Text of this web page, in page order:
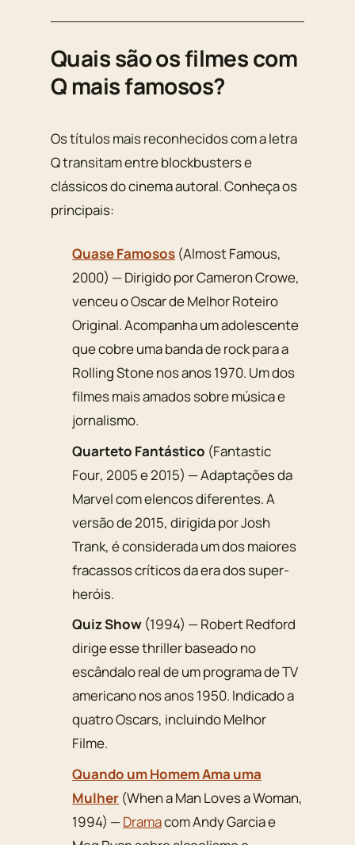
Quais são os filmes com
Q mais famosos?
Os títulos mais reconhecidos com a letra
Q transitam entre blockbusters e
clássicos do cinema autoral. Conheça os
principais:
Quase Famosos (Almost Famous,
2000) — Dirigido por Cameron Crowe,
venceu o Oscar de Melhor Roteiro
Original. Acompanha um adolescente
que cobre uma banda de rock para a
Rolling Stone nos anos 1970. Um dos
filmes mais amados sobre música e
jornalismo.
Quarteto Fantástico (Fantastic
Four, 2005 e 2015) — Adaptações da
Marvel com elencos diferentes. A
versão de 2015, dirigida por Josh
Trank, é considerada um dos maiores
fracassos críticos da era dos super-
heróis.
Quiz Show (1994) — Robert Redford
dirige esse thriller baseado no
escândalo real de um programa de TV
americano nos anos 1950. Indicado a
quatro Oscars, incluindo Melhor
Filme.
Quando um Homem Ama uma
Mulher (When a Man Loves a Woman,
1994) —Dramacom Andy Garcia e